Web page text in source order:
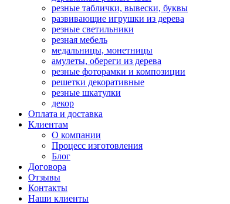
резные таблички, вывески, буквы
развивающие игрушки из дерева
резные светильники
резная мебель
медальницы, монетницы
амулеты, обереги из дерева
резные фоторамки и композиции
решетки декоративные
резные шкатулки
декор
Оплата и доставка
Клиентам
О компании
Процесс изготовления
Блог
Договора
Отзывы
Контакты
Наши клиенты